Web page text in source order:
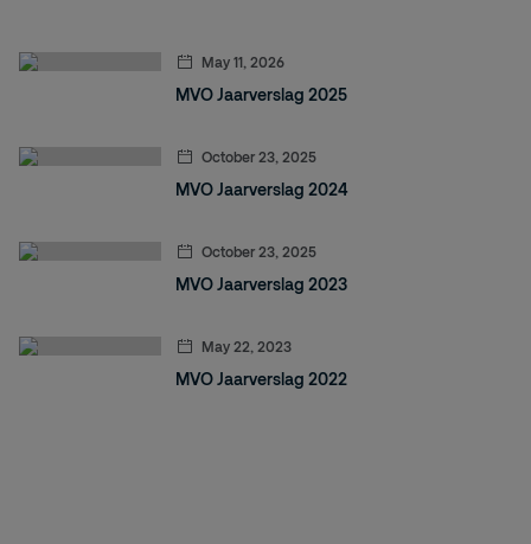
May 11, 2026
MVO Jaarverslag 2025
October 23, 2025
MVO Jaarverslag 2024
October 23, 2025
MVO Jaarverslag 2023
May 22, 2023
MVO Jaarverslag 2022